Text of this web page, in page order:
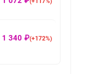
1 340 ₽(+172%)